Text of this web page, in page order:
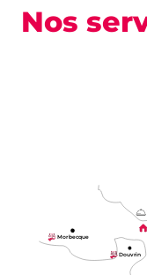
Nos
Morbecque
Douvrin